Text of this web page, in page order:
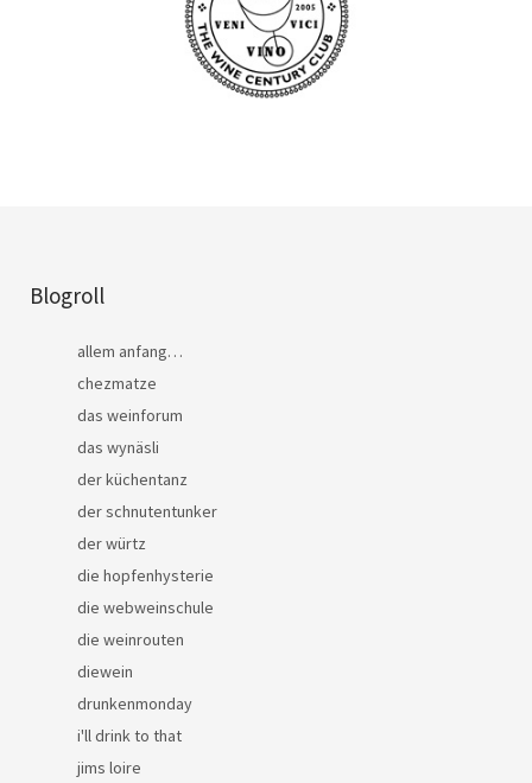
Blogroll
allem anfang…
chezmatze
das weinforum
das wynäsli
der küchentanz
der schnutentunker
der würtz
die hopfenhysterie
die webweinschule
die weinrouten
diewein
drunkenmonday
i'll drink to that
jims loire